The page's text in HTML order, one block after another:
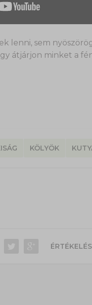
lenni, sem
átjárjon minket a
KÖLYÖK